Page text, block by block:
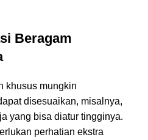
Beragam
khusus mungkin
disesuaikan, misalnya,
yang bisa diatur tingginya.
perhatian ekstra